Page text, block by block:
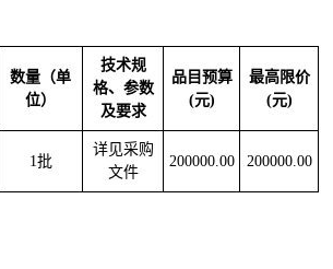
数量（单
位）
技术规
格、参数
及要求
品目预算
(元)
最高限价
(元)
1批
详见采购
文件
200000.00 200000.00